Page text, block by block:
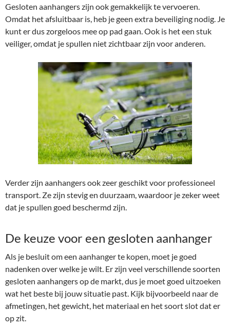
Gesloten aanhangers zijn ook gemakkelijk te vervoeren.
Omdat het afsluitbaar is, heb je geen extra beveiliging nodig. Je
kunt er dus zorgeloos mee op pad gaan. Ook is het een stuk
veiliger, omdat je spullen niet zichtbaar zijn voor anderen.
Verder zijn aanhangers ook zeer geschikt voor professioneel
transport. Ze zijn stevig en duurzaam, waardoor je zeker weet
dat je spullen goed beschermd zijn.
De keuze voor een gesloten aanhanger
Als je besluit om een aanhanger te kopen, moet je goed
nadenken over welke je wilt. Er zijn veel verschillende soorten
gesloten aanhangers op de markt, dus je moet goed uitzoeken
wat het beste bij jouw situatie past. Kijk bijvoorbeeld naar de
afmetingen, het gewicht, het materiaal en het soort slot dat er
op zit.